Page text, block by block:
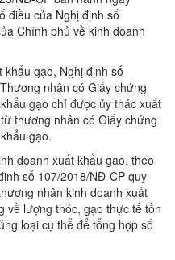
điều của Nghị định số
Chính phủ về kinh doanh
gạo, Nghị định số
nhân có Giấy chứng
gạo chỉ được ủy thác xuất
thương nhân có Giấy chứng
gạo.
doanh xuất khẩu gạo, theo
số 107/2018/NĐ-CP quy
nhân kinh doanh xuất
về lượng thóc, gạo thực tế tồn
loại cụ thể để tổng hợp số